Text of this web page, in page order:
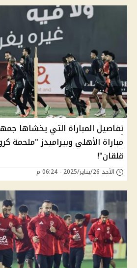
تفاصيل المباراة التي يخشاها
مباراة الأهلي وبيراميدز "ملحمة
قلقان"!
الأحد 26/يناير/2025 - 06:24 م